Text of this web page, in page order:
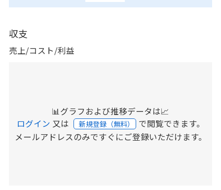
収支
売上/コスト/利益
📊グラフおよび推移データは📈
ログイン 又は 新規登録（無料） で閲覧できます。
メールアドレスのみですぐにご登録いただけます。